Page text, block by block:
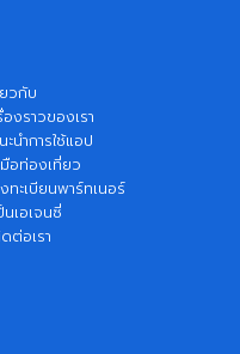
วกับ
องราวของเรา
ะนำการใช้แอป
อท่องเที่ยว
ทะเบียนพาร์ทเนอร์
นเอเจนซี่
ต่อเรา